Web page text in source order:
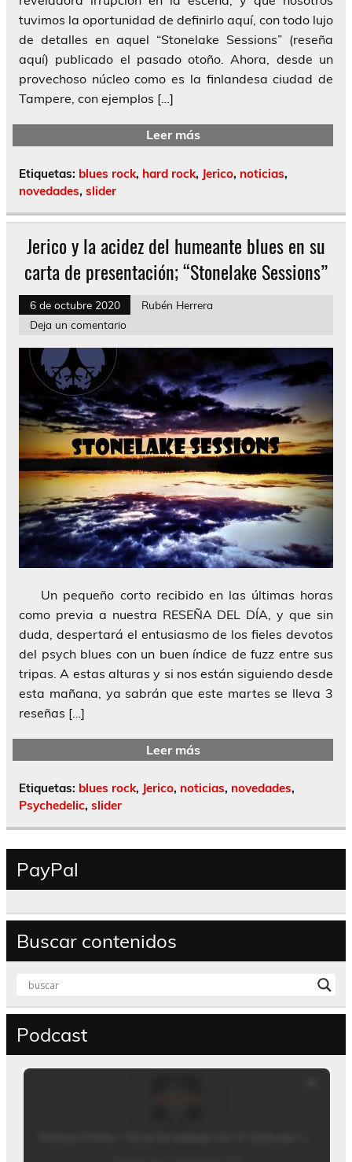
tuvimos la oportunidad de definirlo aquí, con todo lujo
de detalles en aquel “Stonelake Sessions” (reseña
aquí) publicado el pasado otoño. Ahora, desde un
provechoso núcleo como es la finlandesa ciudad de
Tampere, con ejemplos […]
Leer más
Etiquetas: blues rock, hard rock, Jerico, noticias,
novedades, slider
Jerico y la acidez del humeante blues en su
carta de presentación; “Stonelake Sessions”
6 de octubre 2020
Rubén Herrera
Deja un comentario
Un pequeño corto recibido en las últimas horas
como previa a nuestra RESEÑA DEL DÍA, y que sin
duda, despertará el entusiasmo de los fieles devotos
del psych blues con un buen índice de fuzz entre sus
tripas. A estas alturas y si nos están siguiendo desde
esta mañana, ya sabrán que este martes se lleva 3
reseñas […]
Leer más
Etiquetas: blues rock, Jerico, noticias, novedades,
Psychedelic, slider
PayPal
Buscar contenidos
Podcast